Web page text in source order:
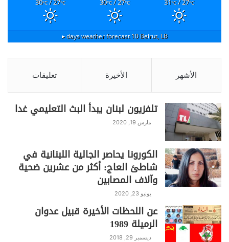
b
o
o
k
w
itt
at
p
e
in
t
p
k
ar
31°C/ 27°C
30°C/ 27°C
30°C/ 27°C
Beirut, LB
10 days weather forecast ▸
الأشهر الأخيرة تعليقات
تلفزيون لبنان يبدأ البث التعليمي غدا
مارس 19, 2020
الكورونا يحاصر الجالية اللبنانية في
شاطئ العاج: أكثر من عشرين ضحية
وآلاف المصابين
يونيو 23, 2020
عن اللحظات الأخيرة قبيل عدوان
الرميلة 1989
ديسمبر 29, 2018